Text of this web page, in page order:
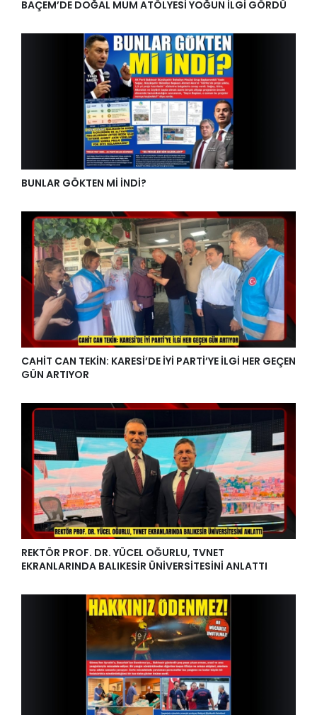
BAÇEM’DE DOĞAL MUM ATÖLYESİ YOĞUN İLGİ GÖRDÜ
BUNLAR GÖKTEN Mİ İNDİ?
CAHİT CAN TEKİN: KARESİ’DE İYİ PARTİ’YE İLGİ HER GEÇEN
GÜN ARTIYOR
REKTÖR PROF. DR. YÜCEL OĞURLU, TVNET
EKRANLARINDA BALIKESİR ÜNİVERSİTESİNİ ANLATTI